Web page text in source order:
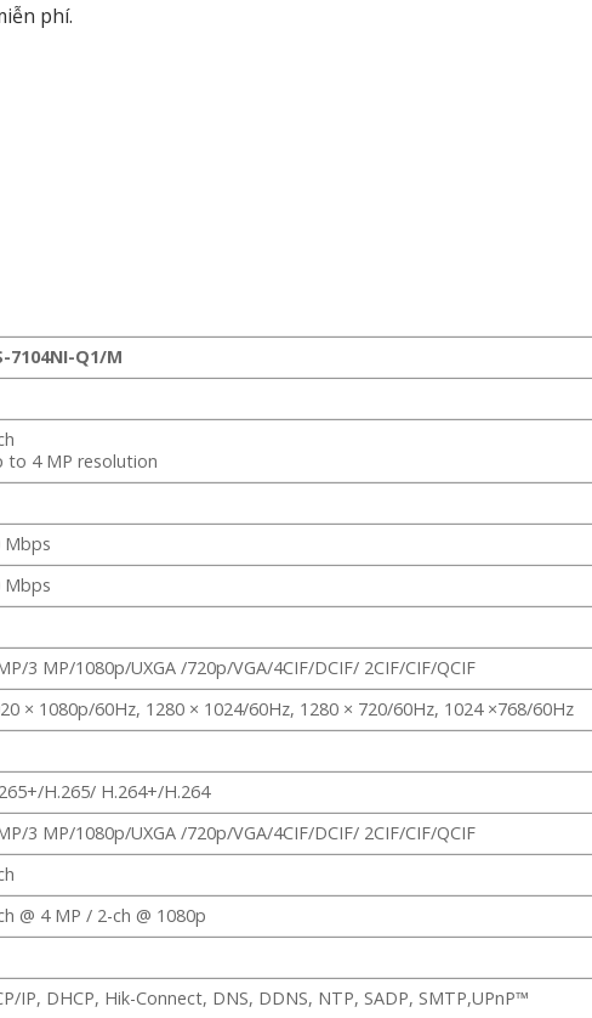
phí.
7104NI-Q1/M
to 4 MP resolution
Mbps
Mbps
3 MP/1080p/UXGA /720p/VGA/4CIF/DCIF/ 2CIF/CIF/QCIF
× 1080p/60Hz, 1280 × 1024/60Hz, 1280 × 720/60Hz, 1024 ×768/60Hz
H.265/ H.264+/H.264
3 MP/1080p/UXGA /720p/VGA/4CIF/DCIF/ 2CIF/CIF/QCIF
@ 4 MP / 2-ch @ 1080p
IP, DHCP, Hik-Connect, DNS, DDNS, NTP, SADP, SMTP,UPnP™